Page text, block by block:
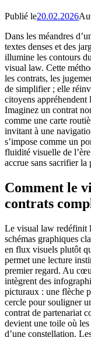
Publié le20.02.2026
Dans les méandres
textes denses et des
illumine les contours
visual law. Cette
les contrats, les
de simplifier ; elle
citoyens appréhendent
Imaginez un contrat
comme une carte
invitant à une
s’impose comme un
fluidité visuelle de
accrue sans sacrifier la
Comment le
contrats
Le visual law redéfinit
schémas graphiques
en flux visuels plutôt
permet une lecture
premier regard. Au
intègrent des
picturaux : une flèche
cercle pour souligner
contrat de partenariat
devient une toile où
d’une constellation.